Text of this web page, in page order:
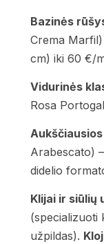
Bazinės
Crema
cm) iki 60 €/
Vidurinės
Rosa
Arabescato)
didelio
Klijai ir siūlių
(specializuoti
užpildas).